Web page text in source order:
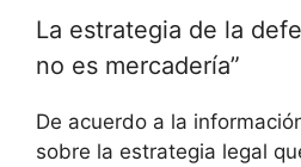
La estrategia de la
no es mercadería”
De acuerdo a la
sobre la estrategia legal